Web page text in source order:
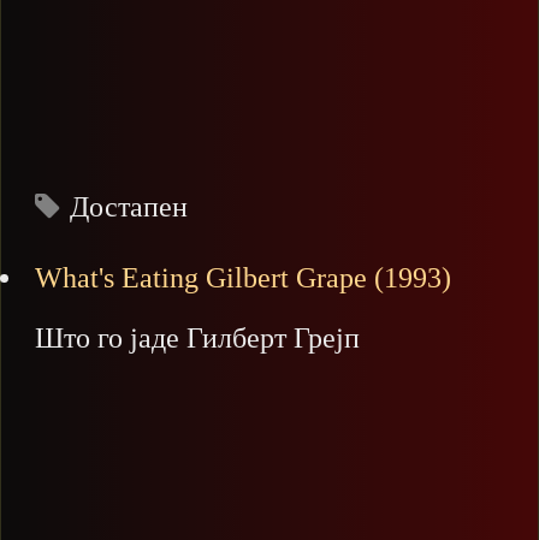
Достапен
What's Eating Gilbert Grape (1993)
Што го јаде Гилберт Грејп